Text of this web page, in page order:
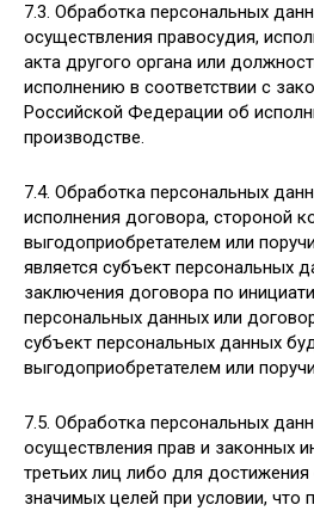
7.3. Обработка персональных
осуществления правосудия,
акта другого органа или
исполнению в соответствии с
Российской Федерации об
производстве.
7.4. Обработка персональных
исполнения договора, стороной
выгодоприобретателем или
является субъект персональных
заключения договора по
персональных данных или
субъект персональных данных
выгодоприобретателем или
7.5. Обработка персональных
осуществления прав и законных
третьих лиц либо для
значимых целей при условии, что